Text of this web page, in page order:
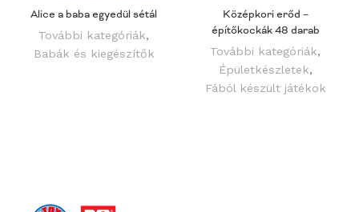
Alice a baba egyedül sétál
További kategóriák,
Babák és kiegészítők
Középkori erőd –
építőkockák 48 darab
További kategóriák,
Épületkészletek,
Fából készült játékok